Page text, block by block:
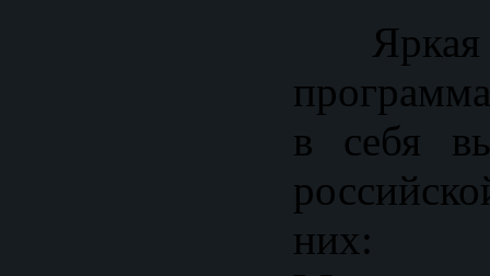
в себя